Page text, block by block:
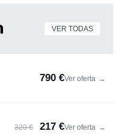
VER TODAS
790 €Ver oferta →
320 € 217 €Ver oferta →